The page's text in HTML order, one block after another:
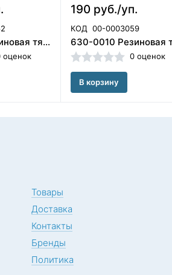
630-0011 Резиновая тяга - перепел, ORMCO
оценок
190 руб./уп.
КОД 00-0003059
0 оценок
В корзину
Товары
Доставка
Контакты
Бренды
Политика